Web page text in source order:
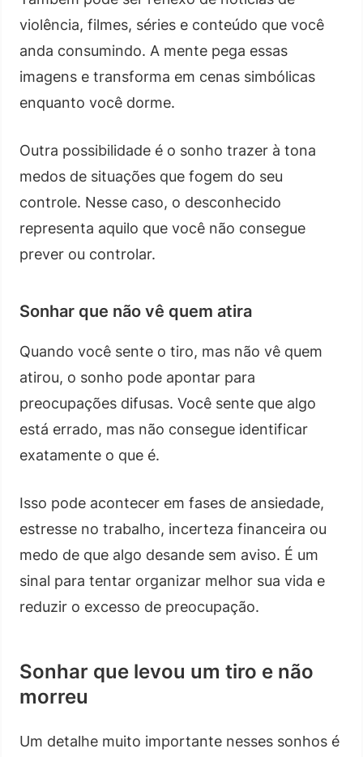
violência, filmes, séries e conteúdo que você
anda consumindo. A mente pega essas
imagens e transforma em cenas simbólicas
enquanto você dorme.
Outra possibilidade é o sonho trazer à tona
medos de situações que fogem do seu
controle. Nesse caso, o desconhecido
representa aquilo que você não consegue
prever ou controlar.
Sonhar que não vê quem atira
Quando você sente o tiro, mas não vê quem
atirou, o sonho pode apontar para
preocupações difusas. Você sente que algo
está errado, mas não consegue identificar
exatamente o que é.
Isso pode acontecer em fases de ansiedade,
estresse no trabalho, incerteza financeira ou
medo de que algo desande sem aviso. É um
sinal para tentar organizar melhor sua vida e
reduzir o excesso de preocupação.
Sonhar que levou um tiro e não
morreu
Um detalhe muito importante nesses sonhos é